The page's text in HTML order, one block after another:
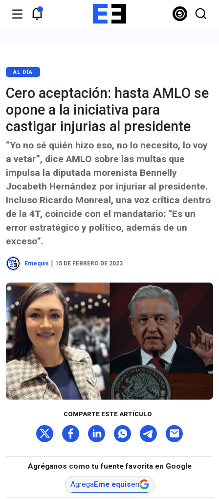
AL DÍA
Cero aceptación: hasta AMLO se
opone a la iniciativa para
castigar injurias al presidente
“Yo no sé quién hizo eso, no lo necesito, lo voy
a vetar”, dice AMLO sobre las multas que
impulsa la diputada morenista Bennelly
Jocabeth Hernández por injuriar al presidente.
Incluso Ricardo Monreal, una voz crítica dentro
de la 4T, coincide con el mandatario: “Es un
error estratégico y político, además de un
exceso”.
Emequis | 15 DE FEBRERO DE 2023
COMPARTE ESTE ARTÍCULO
Agréganos como tu fuente favorita en Google
AgregaEme equisen